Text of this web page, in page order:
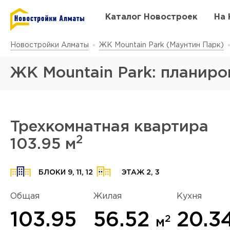
Каталог Новостроек На
Новостройки Алматы ЖК Mountain Park (Маунтин Парк)
ЖК Mountain Park:
Трехкомнатная квартира
103.95 м2
БЛОКИ 9, 11, 12 ЭТАЖ 2, 3
Общая
103.95
Жилая
56.52 м2
Кухня